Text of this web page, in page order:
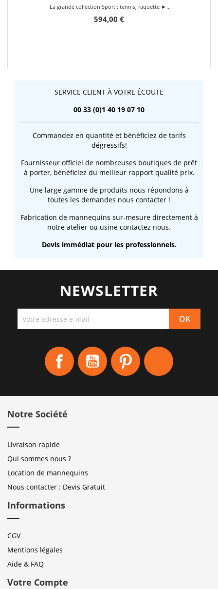
La grande collection Sport : tennis, raquette ►...
594,00 €
SERVICE CLIENT À VOTRE ÉCOUTE
00 33 (0)1 40 19 07 10
Commandez en quantité et bénéficiez de tarifs
dégressifs!
Fournisseur officiel de nombreuses boutiques de prêt
à porter, bénéficiez du meilleur rapport qualité prix.
Une large gamme de produits nous répondons à
toutes les demandes nous contacter !
Fabrication de mannequins sur-mesure directement à
notre atelier ou usine contactez nous.
Devis immédiat pour les professionnels.
NEWSLETTER
Facebook YouTube Pinterest
Notre Société
Livraison rapide
Qui sommes nous ?
Location de mannequins
Nous contacter : Devis Gratuit
Informations
CGV
Mentions légales
Aide & FAQ
Votre Compte